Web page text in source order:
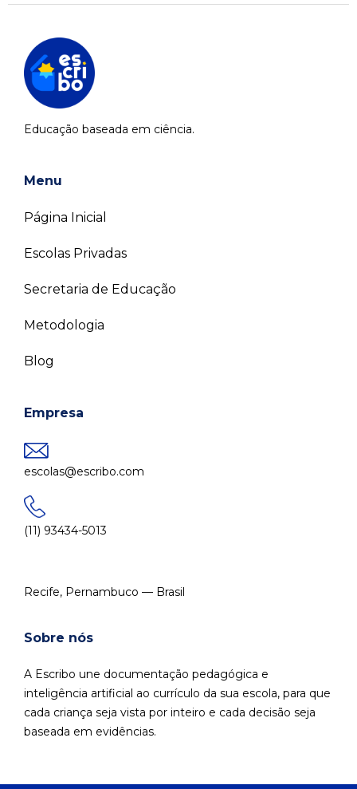
Educação baseada em ciência.
Menu
Página Inicial
Escolas Privadas
Secretaria de Educação
Metodologia
Blog
Empresa
escolas@escribo.com
(11) 93434-5013
Recife, Pernambuco — Brasil
Sobre nós
A Escribo une documentação pedagógica e
inteligência artificial ao currículo da sua escola, para que
cada criança seja vista por inteiro e cada decisão seja
baseada em evidências.